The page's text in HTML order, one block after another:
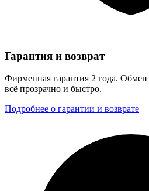
Гарантия и возврат
Фирменная гарантия 2 года.
всё прозрачно и быстро.
Подробнее о гарантии и возврате